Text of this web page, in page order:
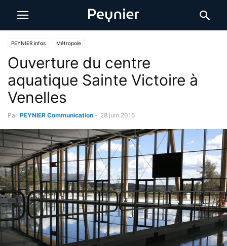
PEYNIER infos Métropole
Ouverture du centre
aquatique Sainte Victoire à
Venelles
Par PEYNIER Communication - 28 juin 2016